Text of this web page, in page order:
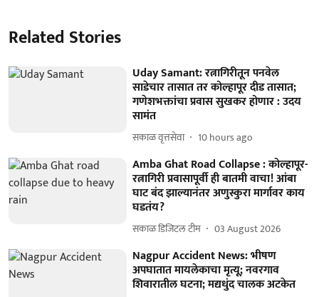
Related Stories
Uday Samant: रत्नागिरीतून पनवेल
साडेचार तासात तर कोल्हापूर दीड तासात;
गणेशभक्तांचा प्रवास सुखकर होणार : उदय
सामंत
सकाळ वृत्तसेवा 10 hours ago
Amba Ghat Road Collapse : कोल्हापूर-
रत्नागिरी प्रवासापूर्वी ही बातमी वाचा! आंबा
घाट बंद झाल्यानंतर अणुस्कुरा मार्गावर काय
घडतंय?
सकाळ डिजिटल टीम 03 August 2026
Nagpur Accident News: भीषण
अपघातात मायलेकाचा मृत्यू; नवरगाव
शिवारातील घटना; मद्यधुंद चालक अटकेत